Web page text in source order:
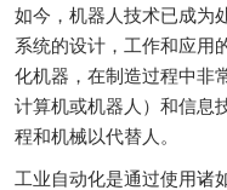
如今，机器人技术已成为
系统的设计，工作和应用
化机器，在制造过程中非
计算机或机器人）和信息
程和机械以代替人。
工业自动化是通过使用诸